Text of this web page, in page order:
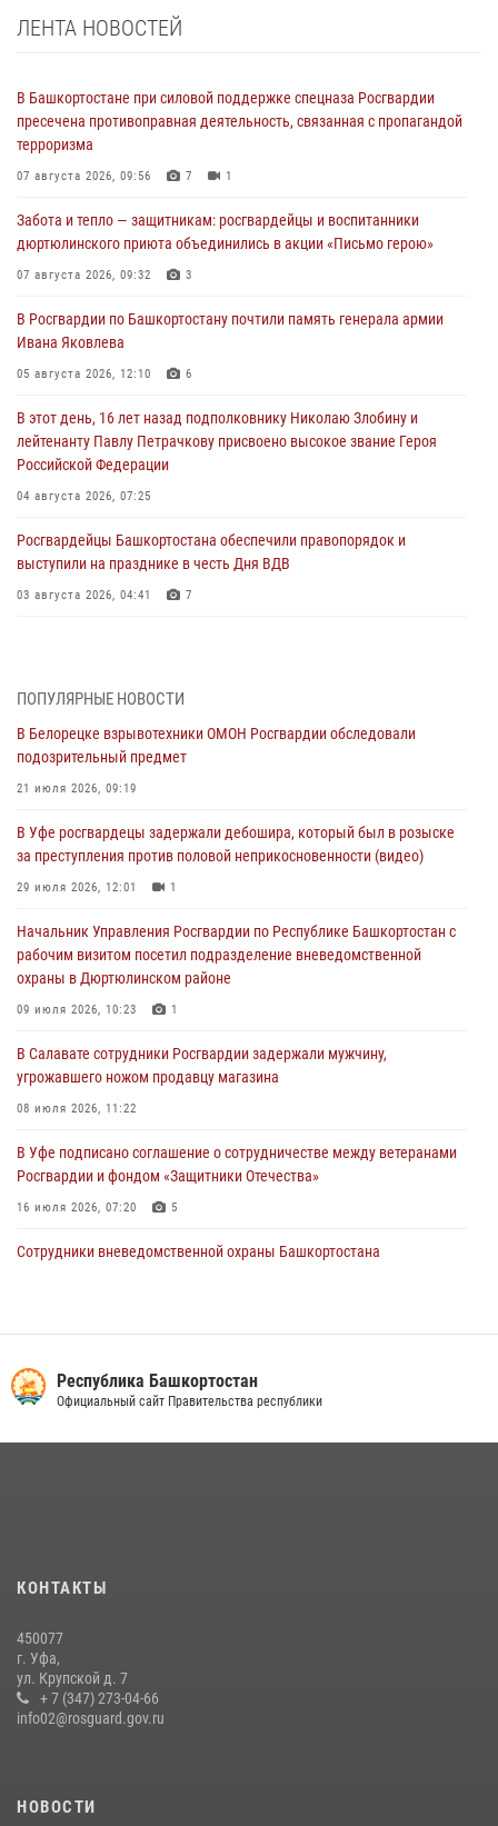
ЛЕНТА НОВОСТЕЙ
В Башкортостане при силовой поддержке спецназа Росгвардии
пресечена противоправная деятельность, связанная с пропагандой
терроризма
07 августа 2026, 09:56 7 1
Забота и тепло — защитникам: росгвардейцы и воспитанники
дюртюлинского приюта объединились в акции «Письмо герою»
07 августа 2026, 09:32 3
В Росгвардии по Башкортостану почтили память генерала армии
Ивана Яковлева
05 августа 2026, 12:10 6
В этот день, 16 лет назад подполковнику Николаю Злобину и
лейтенанту Павлу Петрачкову присвоено высокое звание Героя
Российской Федерации
04 августа 2026, 07:25
Росгвардейцы Башкортостана обеспечили правопорядок и
выступили на празднике в честь Дня ВДВ
03 августа 2026, 04:41 7
03 августа 2026, 04:30 8
В Башкирии росгвардейцы провели волейбольный турнир на
открытом воздухе
03 августа 2026, 04:29
В Уфе росгвардейцы по горячим следам задержали
подозреваемого в открытом хищении из аптеки (видео)
03 августа 2026, 04:15
Начальник отделения учёта и комплектования Росгвардии
Башкортостана ответил на вопросы граждан
30 июля 2026, 12:54
за преступления против половой неприкосновенности (видео)
29 июля 2026, 12:01
ПОПУЛЯРНЫЕ НОВОСТИ
В Белорецке взрывотехники ОМОН Росгвардии обследовали
подозрительный предмет
21 июля 2026, 09:19
В Уфе росгвардецы задержали дебошира, который был в розыске
за преступления против половой неприкосновенности (видео)
29 июля 2026, 12:01 1
Начальник Управления Росгвардии по Республике Башкортостан с
рабочим визитом посетил подразделение вневедомственной
охраны в Дюртюлинском районе
09 июля 2026, 10:23 1
В Салавате сотрудники Росгвардии задержали мужчину,
угрожавшего ножом продавцу магазина
08 июля 2026, 11:22
В Уфе подписано соглашение о сотрудничестве между ветеранами
Росгвардии и фондом «Защитники Отечества»
16 июля 2026, 07:20 5
Сотрудники вневедомственной охраны Башкортостана
навыки беспарашютного десантирования
28 июля 2026, 11:10 6
борьбы с БПЛА
В Управлении Росгвардии по Республике Башкортостан прошла
встреча с помощником командующего Приволжским округом по
работе с верующими
Республика Башкортостан
Официальный сайт Правительства республики
КОНТАКТЫ
450077
г. Уфа,
ул. Крупской д. 7
+ 7 (347) 273-04-66
info02@rosguard.gov.ru
НОВОСТИ